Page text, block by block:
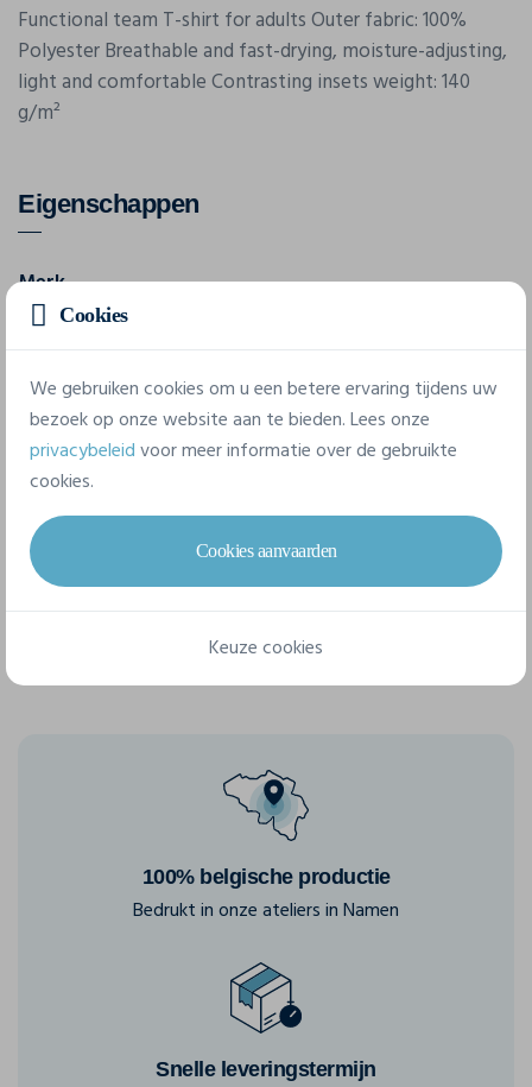
Functional team T-shirt for adults Outer fabric: 100%
Polyester Breathable and fast-drying, moisture-adjusting,
light and comfortable Contrasting insets weight: 140
g/m²
Eigenschappen
Merk
James & Nicholson
JN337
5 beschikbare maten
100% belgische productie
Bedrukt in onze ateliers in Namen
Snelle leveringstermijn
Cookies
We gebruiken cookies om u een betere ervaring tijdens uw
bezoek op onze website aan te bieden. Lees onze
privacybeleidvoor meer informatie over de gebruikte
cookies.
Cookies aanvaarden
Keuze cookies